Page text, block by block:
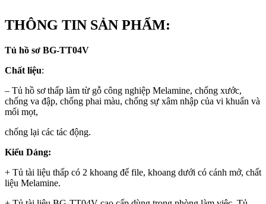
THÔNG TIN SẢN PHẨM:
Tủ hồ sơ BG-TT04V
Chất liệu:
– Tủ hồ sơ thấp làm từ gỗ công nghiệp Melamine, chống xước,
chống va đập, chống phai màu, chống sự xâm nhập của vi khuẩn và
mối mọt,
chống lại các tác động.
Kiểu Dáng:
+ Tủ tài liệu thấp có 2 khoang để file, khoang dưới có cánh mở, chất
liệu Melamine.